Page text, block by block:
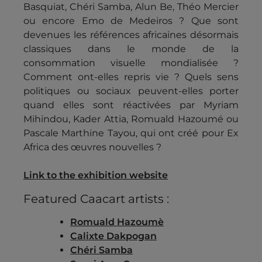
Basquiat, Chéri Samba, Alun Be, Théo Mercier
ou encore Emo de Medeiros ? Que sont
devenues les références africaines désormais
classiques dans le monde de la
consommation visuelle mondialisée ?
Comment ont-elles repris vie ? Quels sens
politiques ou sociaux peuvent-elles porter
quand elles sont réactivées par Myriam
Mihindou, Kader Attia, Romuald Hazoumé ou
Pascale Marthine Tayou, qui ont créé pour Ex
Africa des œuvres nouvelles ?
Link to the exhibition website
Featured Caacart artists :
Romuald Hazoumè
Calixte Dakpogan
Chéri Samba